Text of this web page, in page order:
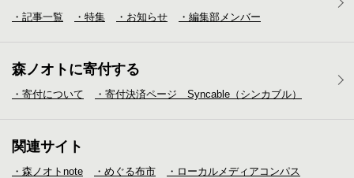
・記事一覧 ・特集 ・お知らせ ・編集部メンバー
森ノオトに寄付する
・寄付について ・寄付決済ページ Syncable（シンカブル）
関連サイト
・森ノオトnote ・めぐる布市 ・ローカルメディア コンパス